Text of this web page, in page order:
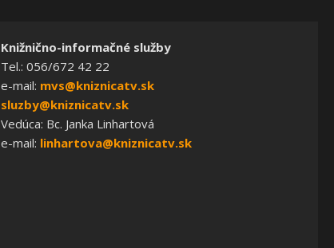
Knižnično-informačné služby
Tel.: 056/672 42 22
e-mail: mvs@kniznicatv.sk
sluzby@kniznicatv.sk
Vedúca: Bc. Janka Linhartová
e-mail: linhartova@kniznicatv.sk